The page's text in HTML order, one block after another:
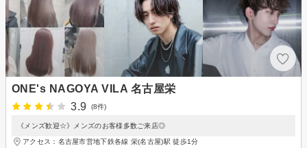
ONE's NAGOYA VILA 名古屋栄
3.9
(8件)
《メンズ歓迎☆》メンズのお客様多数ご来店◎
アクセス：名古屋市営地下鉄各線 栄(名古屋)駅 徒歩1分